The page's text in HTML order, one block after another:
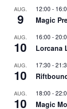
AUG.
9
12:00 -
Magic
AUG.
10
16:00 -
Lorcana
AUG.
10
17:30 -
AUG.
10
18:00 -
Magic